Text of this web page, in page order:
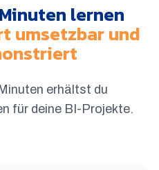
lernen
umsetzbar und
erhältst du
für deine BI-Projekte.